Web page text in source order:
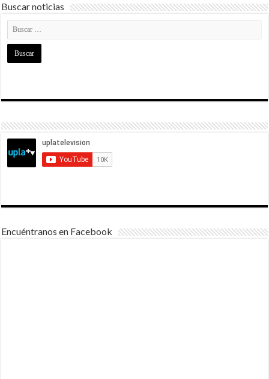
Buscar noticias
Encuéntranos en Facebook